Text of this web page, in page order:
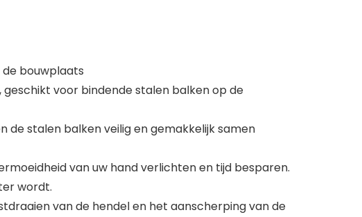
bouwplaats
voor bindende stalen balken op de
de stalen balken veilig en gemakkelijk samen
van uw hand verlichten en tijd besparen.
wordt.
van de hendel en het aanscherping van de